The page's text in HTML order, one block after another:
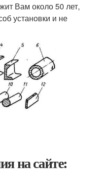
Вам около 50 лет,
установки и не
на сайте: